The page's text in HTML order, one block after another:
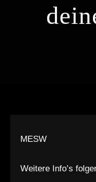
MESW
Weitere Info’s